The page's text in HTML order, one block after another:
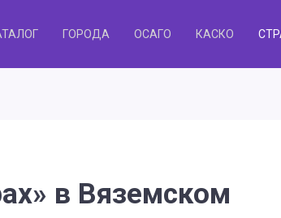
ГОРОДА ОСАГО КАСКО
в Вяземском